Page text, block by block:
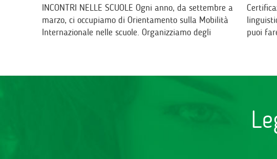
INCONTRI NELLE SCUOLE Ogni anno, da settembre a
marzo, ci occupiamo di Orientamento sulla Mobilità
Internazionale nelle scuole. Organizziamo degli
puoi